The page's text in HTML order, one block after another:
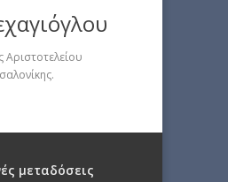
Αριστοτελείου
μεταδόσεις